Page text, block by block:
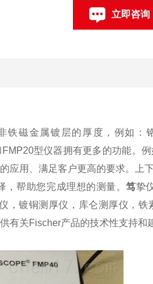
立即咨询
铁磁金属镀层的厚度，例如：
型仪器拥有更多的功能。
应用、满足客户更高的要求。上
，帮助您完成理想的测量。笃挚
，镀铜测厚仪，库仑测厚仪，
有关Fischer产品的技术性支持和